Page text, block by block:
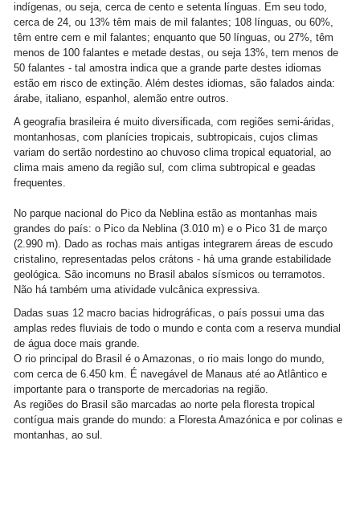
indígenas, ou seja, cerca de cento e setenta línguas. Em seu todo,
cerca de 24, ou 13% têm mais de mil falantes; 108 línguas, ou 60%,
têm entre cem e mil falantes; enquanto que 50 línguas, ou 27%, têm
menos de 100 falantes e metade destas, ou seja 13%, tem menos de
50 falantes - tal amostra indica que a grande parte destes idiomas
estão em risco de extinção. Além destes idiomas, são falados ainda:
árabe, italiano, espanhol, alemão entre outros.
A geografia brasileira é muito diversificada, com regiões semi-áridas,
montanhosas, com planícies tropicais, subtropicais, cujos climas
variam do sertão nordestino ao chuvoso clima tropical equatorial, ao
clima mais ameno da região sul, com clima subtropical e geadas
frequentes.
No parque nacional do Pico da Neblina estão as montanhas mais
grandes do país: o Pico da Neblina (3.010 m) e o Pico 31 de março
(2.990 m). Dado as rochas mais antigas integrarem áreas de escudo
cristalino, representadas pelos crátons - há uma grande estabilidade
geológica. São incomuns no Brasil abalos sísmicos ou terramotos.
Não há também uma atividade vulcânica expressiva.
Dadas suas 12 macro bacias hidrográficas, o país possui uma das
amplas redes fluviais de todo o mundo e conta com a reserva mundial
de água doce mais grande.
O rio principal do Brasil é o Amazonas, o rio mais longo do mundo,
com cerca de 6.450 km. É navegável de Manaus até ao Atlântico e
importante para o transporte de mercadorias na região.
As regiões do Brasil são marcadas ao norte pela floresta tropical
contígua mais grande do mundo: a Floresta Amazónica e por colinas e
montanhas, ao sul.